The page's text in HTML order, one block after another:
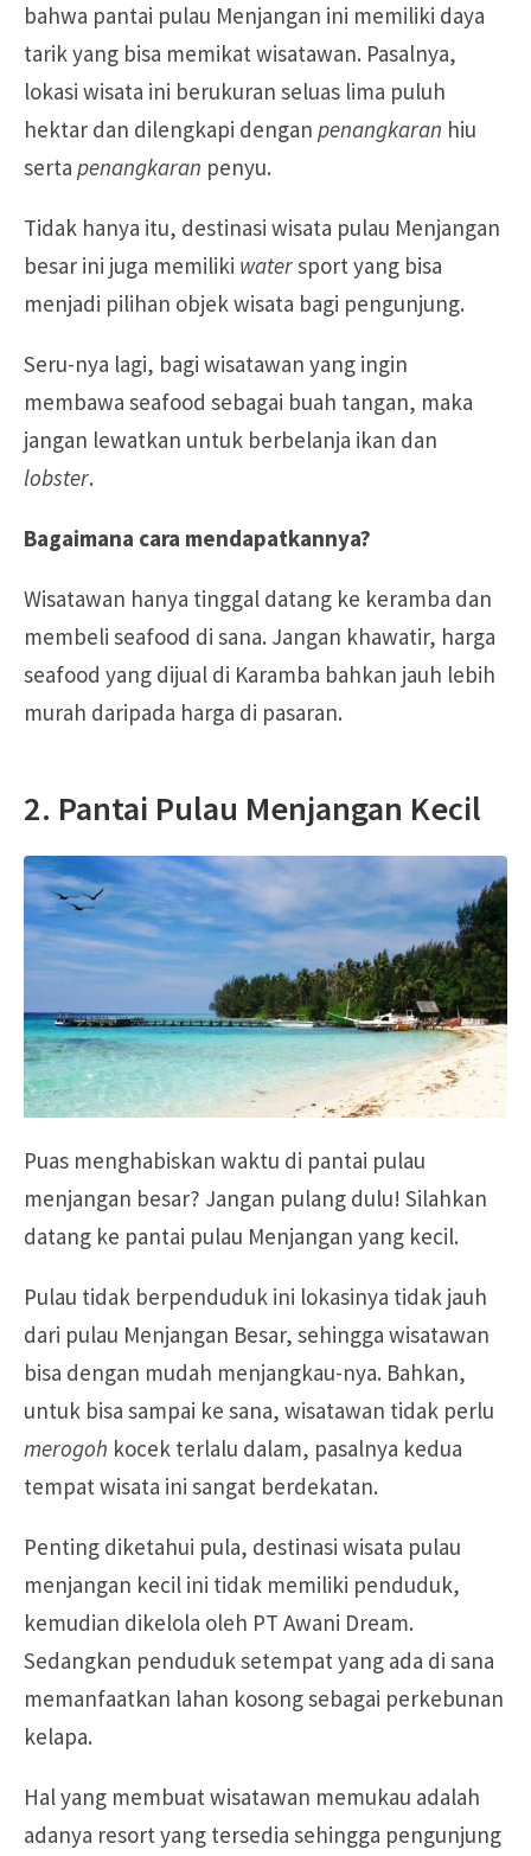
bahwa pantai pulau Menjangan ini memiliki daya
tarik yang bisa memikat wisatawan. Pasalnya,
lokasi wisata ini berukuran seluas lima puluh
hektar dan dilengkapi dengan penangkaran hiu
serta penangkaran penyu.
Tidak hanya itu, destinasi wisata pulau Menjangan
besar ini juga memiliki watersport yang bisa
menjadi pilihan objek wisata bagi pengunjung.
Seru-nya lagi, bagi wisatawan yang ingin
membawa seafood sebagai buah tangan, maka
jangan lewatkan untuk berbelanja ikan dan
lobster.
Bagaimana cara mendapatkannya?
Wisatawan hanya tinggal datang ke keramba dan
membeli seafood di sana. Jangan khawatir, harga
seafood yang dijual di Karamba bahkan jauh lebih
murah daripada harga di pasaran.
2. Pantai Pulau Menjangan Kecil
Puas menghabiskan waktu di pantai pulau
menjangan besar? Jangan pulang dulu! Silahkan
datang ke pantai pulau Menjangan yang kecil.
Pulau tidak berpenduduk ini lokasinya tidak jauh
dari pulau Menjangan Besar, sehingga wisatawan
bisa dengan mudah menjangkau-nya. Bahkan,
untuk bisa sampai ke sana, wisatawan tidak perlu
merogoh kocek terlalu dalam, pasalnya kedua
tempat wisata ini sangat berdekatan.
Penting diketahui pula, destinasi wisata pulau
menjangan kecil ini tidak memiliki penduduk,
kemudian dikelola oleh PT Awani Dream.
Sedangkan penduduk setempat yang ada di sana
memanfaatkan lahan kosong sebagai perkebunan
kelapa.
Hal yang membuat wisatawan memukau adalah
adanya resort yang tersedia sehingga pengunjung